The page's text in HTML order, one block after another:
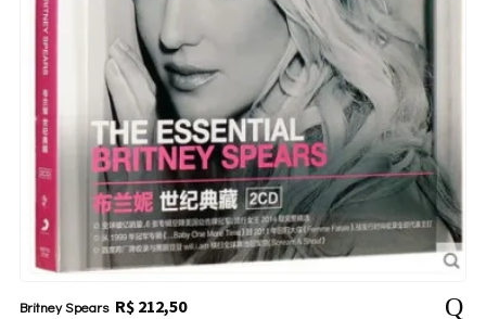
Britney Spears R$212,50